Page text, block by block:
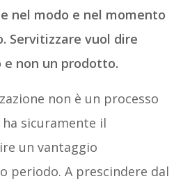
nel modo e nel momento
Servitizzare vuol dire
e non un prodotto.
non è un processo
sicuramente il
un vantaggio
periodo. A prescindere dal